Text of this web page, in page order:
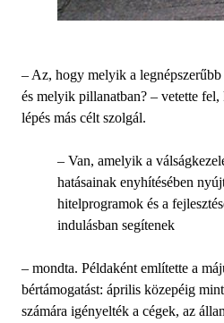
– Az, hogy melyik a
és melyik pillanatban? – vetette
lépés más célt szolgál.
– Van, amelyik a
hatásainak enyhítésében
hitelprogramok és a
indulásban segítenek
– mondta. Példaként említette a
bértámogatást: április közepéig
számára igényelték a cégek, az